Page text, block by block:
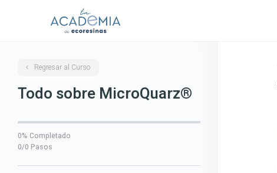
Regresar al Curso
Todo sobre MicroQuarz®
0% Completado
0/0 Pasos